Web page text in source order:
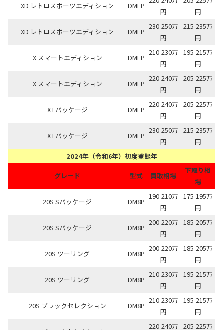
XD レトロスポーツエディション DMEP
円
円
XD レトロスポーツエディション DMEP
230-250万
円
215-235万
円
X スマートエディション DMFP
210-230万
円
195-215万
円
X スマートエディション DMFP
220-240万
円
205-225万
円
X Lパッケージ DMFP
220-240万
円
205-225万
円
X Lパッケージ DMFP
230-250万
円
215-235万
円
2024年（令和6年）初度登録年
グレード 型式 買取相場
下取り相
場
20S Sパッケージ DM8P
190-210万
円
175-195万
円
20S Sパッケージ DM8P
200-220万
円
185-205万
円
20S ツーリング DM8P
200-220万
円
185-205万
円
20S ツーリング DM8P
210-230万
円
195-215万
円
20S ブラックセレクション DM8P
210-230万
円
195-215万
円
220-240万 205-225万